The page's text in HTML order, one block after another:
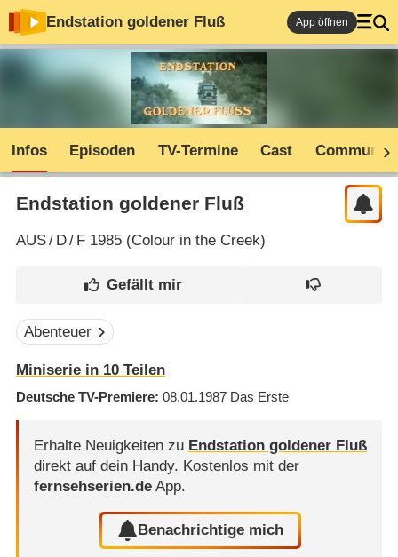
Endstation goldener Fluß App öffnen
Infos Episoden TV-Termine Cast Community
Endstation goldener Fluß
AUS/ D/ F1985 (Colour in the Creek)
Abenteuer
Miniserie in 10 Teilen
Deutsche TV-Premiere 08.01.1987 Das Erste
Erhalte Neuigkeiten zu Endstation goldener Fluß
direkt auf dein Handy. Kostenlos mit der
fernsehserien.deApp.
Benachrichtige mich